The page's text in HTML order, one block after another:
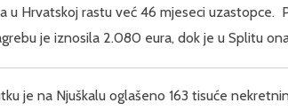
u Hrvatskoj rastu već 46 mjeseci uzastopce.
je iznosila 2.080 eura, dok je u Splitu
je na Njuškalu oglašeno 163 tisuće